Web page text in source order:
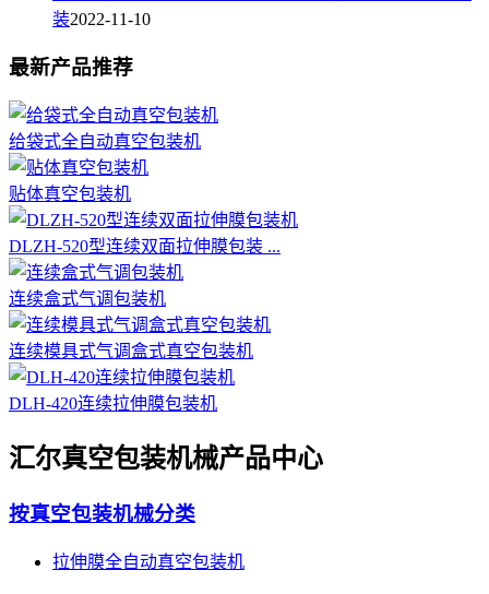
装2022-11-10
最新产品推荐
给袋式全自动真空包装机
贴体真空包装机
DLZH-520型连续双面拉伸膜包装 ...
连续盒式气调包装机
连续模具式气调盒式真空包装机
DLH-420连续拉伸膜包装机
汇尔真空包装机械产品中心
按真空包装机械分类
拉伸膜全自动真空包装机